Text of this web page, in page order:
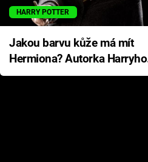
HARRY POTTER
Jakou barvu kůže má mít
Hermiona? Autorka Harryho
Pottera přišla s ráznou